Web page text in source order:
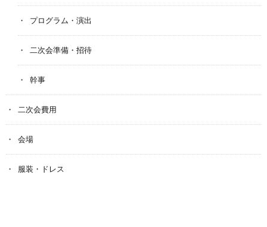
プログラム・演出
二次会準備・招待
幹事
二次会費用
会場
服装・ドレス